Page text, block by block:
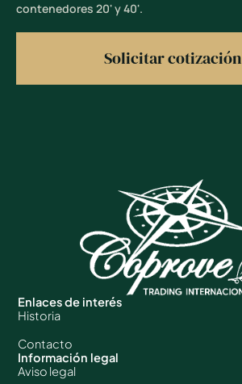
contenedores 20' y 40'.
Solicitar cotización
Enlaces de interés
Historia
Contacto
Información legal
Aviso legal